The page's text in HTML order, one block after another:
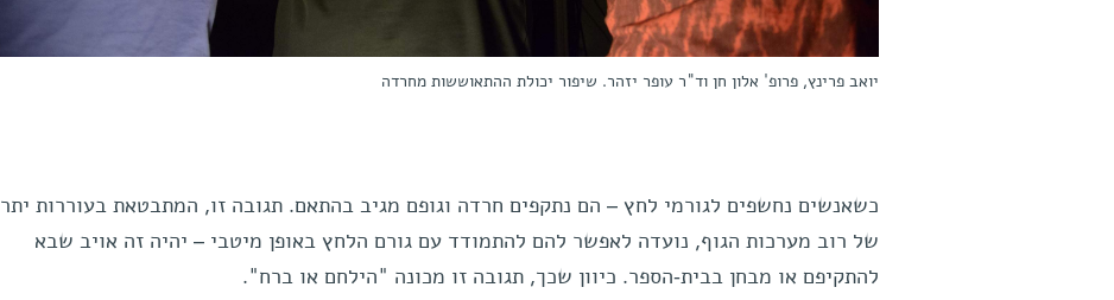
יואב פרינץ, פרופ' אלון חן וד"ר עופר יזהר. שיפור יכולת ההתאוששות מחרדה
כשאנשים נחשפים לגורמי לחץ – הם נתקפים חרדה וגופם מגיב בהתאם. תגובה זו, המתבטאת בעוררות יתר
של רוב מערכות הגוף, נועדה לאפשר להם להתמודד עם גורם הלחץ באופן מיטבי – יהיה זה אויב שבא
להתקיפם או מבחן בבית-הספר. כיוון שכך, תגובה זו מכונה "הילחם או ברח".